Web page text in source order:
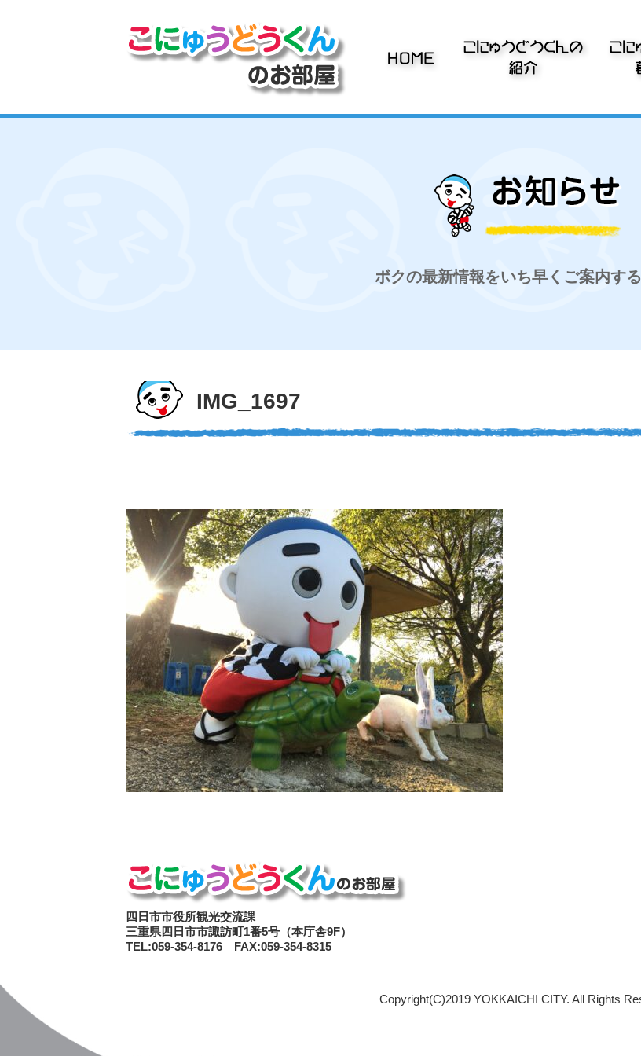
ボクの最新情報をいち早くご案内す
IMG_1697
四日市市役所観光交流課
三重県四日市市諏訪町1番5号（本庁舎9F）
TEL:059-354-8176 FAX:059-354-8315
Copyright(C)2019 YOKKAICHI CITY. All Rights